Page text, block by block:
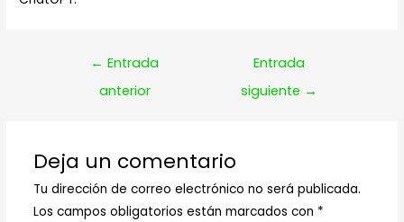
Navegación
← Entrada
anterior
Entrada
siguiente →
Deja un comentario
Tu dirección de correo electrónico no será publicada.
Los campos obligatorios están marcados con *